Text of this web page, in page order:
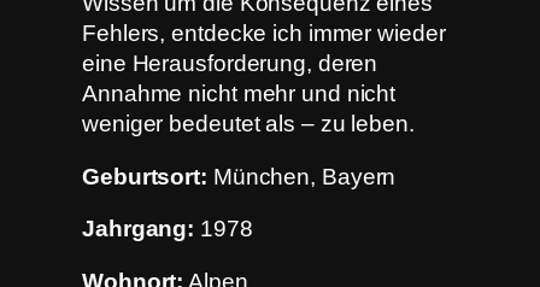
Fehlers, entdecke ich immer wieder
eine Herausforderung, deren
Annahme nicht mehr und nicht
weniger bedeutet als – zu leben.
Geburtsort: München, Bayern
Jahrgang: 1978
Wohnort: Alpen